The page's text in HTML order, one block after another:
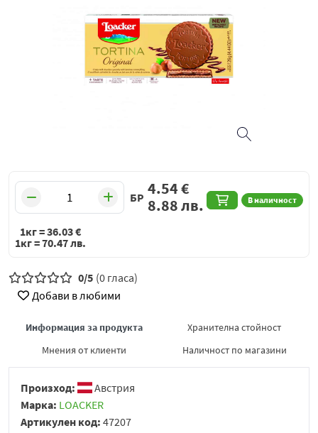
БР В наличност
4.54€
8.88лв.
1кг =36.03€
1кг =70.47лв.
0/5 (0 гласа)
Добави в любими
Информация за продукта
Хранителна стойност
Мнения от клиенти
Наличност по магазини
Произход:
Австрия
Марка: LOACKER
Артикулен код: 47207